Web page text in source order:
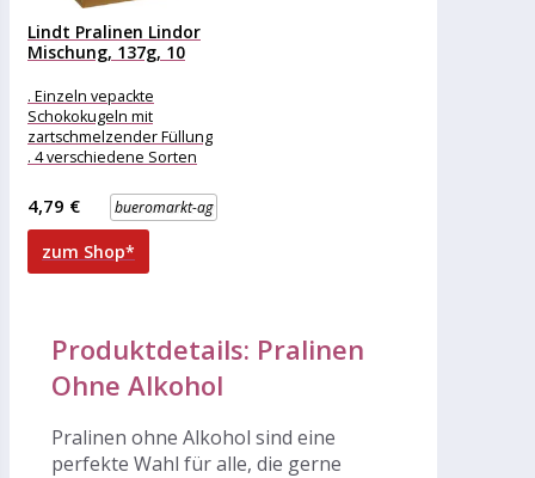
Lindt Pralinen Lindor
Mischung, 137g, 10
. Einzeln vepackte
Schokokugeln mit
zartschmelzender Füllung
. 4 verschiedene Sorten
einzeln verpackt
Eigenschaft: ohne Alkohol
weitere
Produktinformationen:
bueromarkt-ag
4,79 €
zum Shop*
Produktdetails: Pralinen
Ohne Alkohol
Pralinen ohne Alkohol sind eine
perfekte Wahl für alle, die gerne